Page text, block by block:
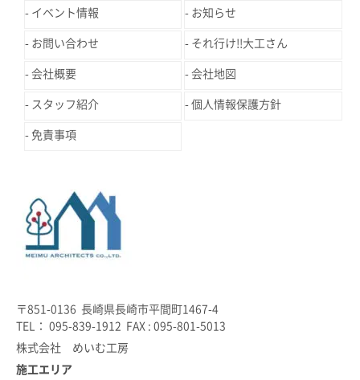
イベント情報 お知らせ
お問い合わせ それ行け!!大工さん
会社概要 会社地図
スタッフ紹介 個人情報保護方針
免責事項
〒851-0136 長崎県長崎市平間町1467-4
TEL： 095-839-1912 FAX : 095-801-5013
株式会社 めいむ工房
施工エリア